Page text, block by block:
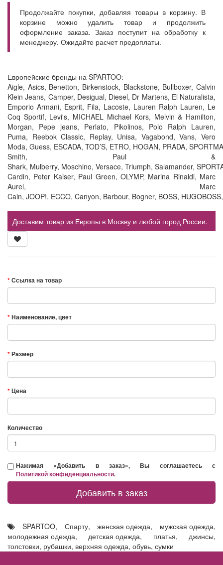
Продолжайте покупки, добавляя товары в корзину. В
корзине можно удалить товар и продолжить
оформление заказа. Заказ поступит на обработку к
менеджеру. Ожидайте расчет предоплаты.
Европейские бренды на SPARTOO:
Aigle, Asics, Benetton, Birkenstock, Blackstone, Bullboxer, Calvin
Klein Jeans, Camper, Desigual, Diesel, Dr Martens, El Naturalista,
Emporio Armani, Esprit, Fila, Lacoste, Lauren Ralph Lauren, Le
Coq Sportif, Levi's, MICHAEL Michael Kors, Melvin & Hamilton,
Morgan, Pepe jeans, Perlato, Pikolinos, Polo Ralph Lauren,
Puma, Reebok Classic, Replay, Unisa, Vagabond, Vans, Vero
Moda, Guess, ESCADA, TOD’S, ETRO, HOGAN, PRADA,
Smith, Paul &
Shark, Mulberry, Moschino, Versace, Triumph, Salamander,
Cardin, Peter Kaiser, Paul Green, OLYMP, Marina Rinaldi, Marc
Aurel, Marc
Cain, JOOP!, ECCO, Canyon, Barbour, Bogner, BOSS,
Доставим товар из Европы в Москву и любой город России.
Ссылка на товар
Наименование, цвет
Размер
Цена
Количество
Нажимая «Добавить в заказ», Вы соглашаетесь с
Политикой конфиденциальности.
Добавить в заказ
SPARTOO, Спарту,женская одежда, мужская одежда,
молодежная одежда,детская одежда, платья,джинсы,
толстовки, рубашки, верхняя одежда, обувь, сумки